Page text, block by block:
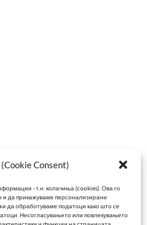
Consent)
- т.н. колачиња (cookies).Ова го
и да прикажуваме персонализирани
да обработуваме податоци како што се
Несогласувањето или повлекувањето